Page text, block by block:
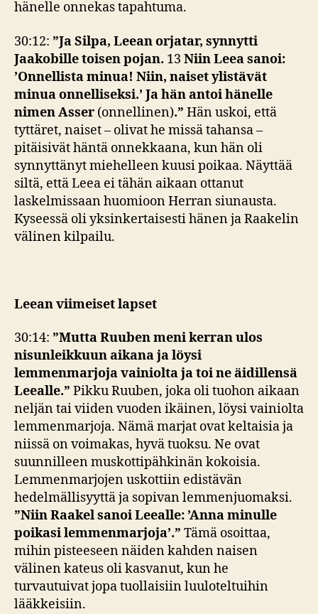
hänelle onnekas tapahtuma.
30:12: ”Ja Silpa, Leean orjatar, synnytti
Jaakobille toisen pojan. 13 Niin Leea sanoi:
’Onnellista minua! Niin, naiset ylistävät
minua onnelliseksi.’ Ja hän antoi hänelle
nimen Asser (onnellinen).” Hän uskoi, että
tyttäret, naiset – olivat he missä tahansa –
pitäisivät häntä onnekkaana, kun hän oli
synnyttänyt miehelleen kuusi poikaa. Näyttää
siltä, että Leea ei tähän aikaan ottanut
laskelmissaan huomioon Herran siunausta.
Kyseessä oli yksinkertaisesti hänen ja Raakelin
välinen kilpailu.
Leean viimeiset lapset
30:14: ”Mutta Ruuben meni kerran ulos
nisunleikkuun aikana ja löysi
lemmenmarjoja vainiolta ja toi ne äidillensä
Leealle.” Pikku Ruuben, joka oli tuohon aikaan
neljän tai viiden vuoden ikäinen, löysi vainiolta
lemmenmarjoja. Nämä marjat ovat keltaisia ja
niissä on voimakas, hyvä tuoksu. Ne ovat
suunnilleen muskottipähkinän kokoisia.
Lemmenmarjojen uskottiin edistävän
hedelmällisyyttä ja sopivan lemmenjuomaksi.
”Niin Raakel sanoi Leealle: ’Anna minulle
poikasi lemmenmarjoja’.” Tämä osoittaa,
mihin pisteeseen näiden kahden naisen
välinen kateus oli kasvanut, kun he
turvautuivat jopa tuollaisiin luuloteltuihin
lääkkeisiin.